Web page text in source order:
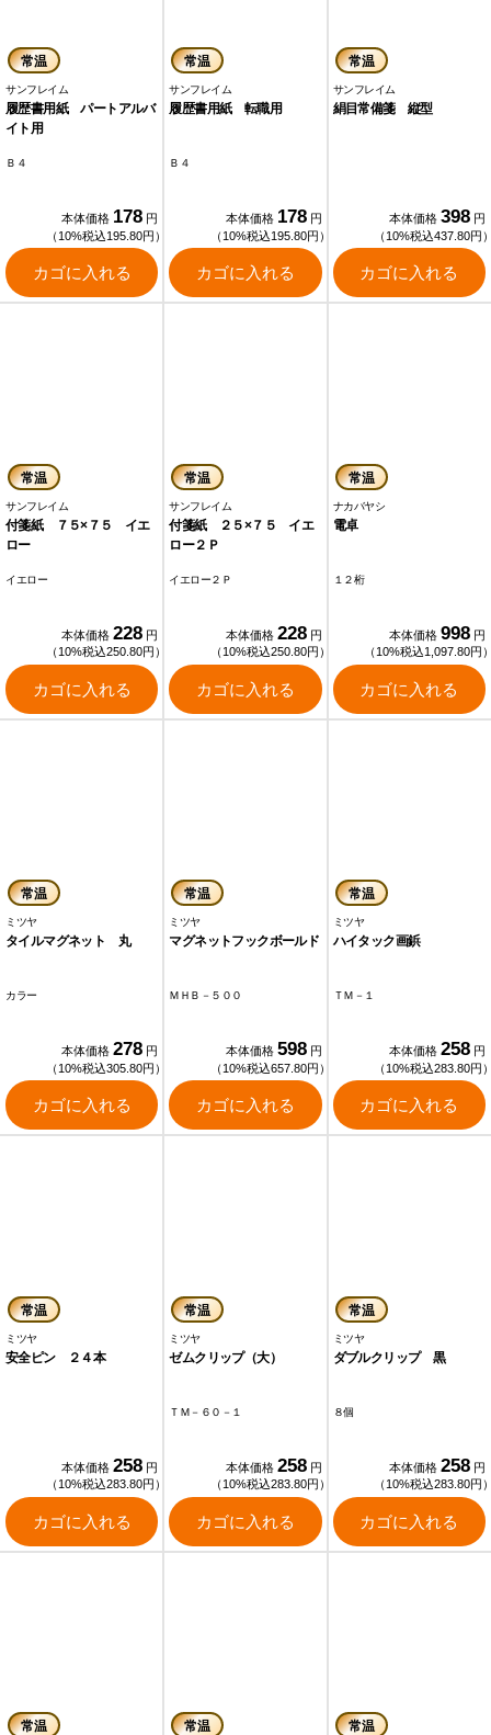
常温
サンフレイム
履歴書用紙 パートアルバ
イト用
Ｂ４
本体価格 178 円
（10%税込195.80円）
カゴに入れる
常温
サンフレイム
履歴書用紙 転職用
Ｂ４
本体価格 178 円
（10%税込195.80円）
カゴに入れる
常温
サンフレイム
絹目常備箋 縦型
本体価格 398 円
（10%税込437.80円
カゴに入れる
常温
サンフレイム
付箋紙 ７５×７５ イエ
ロー
イエロー
本体価格 228 円
（10%税込250.80円）
カゴに入れる
常温
サンフレイム
付箋紙 ２５×７５ イエ
ロー２Ｐ
イエロー２Ｐ
本体価格 228 円
（10%税込250.80円）
カゴに入れる
常温
ナカバヤシ
電卓
１２桁
本体価格 998 円
（10%税込1,097.80円
カゴに入れる
常温
ミツヤ
タイルマグネット 丸
カラー
本体価格 278 円
（10%税込305.80円）
カゴに入れる
常温
ミツヤ
マグネットフックボールド
ＭＨＢ－５００
本体価格 598 円
（10%税込657.80円）
カゴに入れる
常温
ミツヤ
ハイタック画鋲
ＴＭ－１
本体価格 258 円
（10%税込283.80円
カゴに入れる
常温
ミツヤ
安全ピン ２４本
本体価格 258 円
（10%税込283.80円）
カゴに入れる
常温
ミツヤ
ゼムクリップ（大）
ＴＭ－６０－１
本体価格 258 円
（10%税込283.80円）
カゴに入れる
常温
ミツヤ
ダブルクリップ 黒
８個
本体価格 258 円
（10%税込283.80円
カゴに入れる
常温 常温 常温